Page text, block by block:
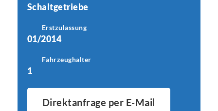
Schaltgetriebe
Erstzulassung
01/2014
Fahrzeughalter
1
Direktanfrage per E-Mail